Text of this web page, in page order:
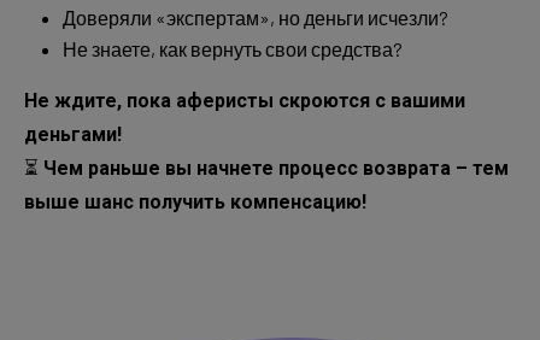
Доверяли «экспертам», но деньги исчезли?
Не знаете, как вернуть свои средства?
Не ждите, пока аферисты скроются с вашими
деньгами!
⏳ Чем раньше вы начнете процесс возврата – тем
выше шанс получить компенсацию!